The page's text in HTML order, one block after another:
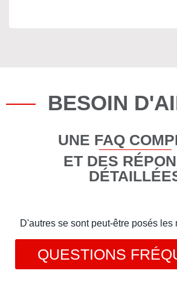
BESOIN
UNE FAQ
ET DES
D'autres se sont peut-être posés les
QUESTIONS